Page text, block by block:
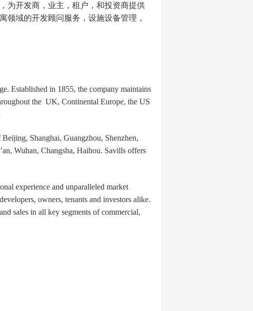
为开发商，业主，租户，和投资商提供
领域的开发顾问服务，设施设备管理，
Established in 1855, the company maintains
the UK, Continental Europe, the US
Shanghai, Guangzhou, Shenzhen,
Wuhan, Changsha, Haihou. Savills offers
experience and unparalleled market
owners, tenants and investors alike.
sales in all key segments of commercial,